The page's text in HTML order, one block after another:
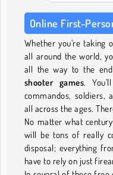
Online First-
Whether you’re taking
all around the world,
all the way to the
shooter games.
commandos, soldiers,
all across the ages.
No matter what
will be tons of really
disposal; everything
have to rely on just